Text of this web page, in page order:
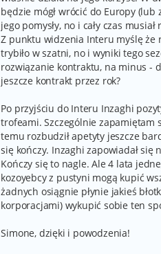
będzie mógł wrócić do Europy
jego pomysły, no i cały czas
Z punktu widzenia Interu myślę że
trybiło w szatni, no i wyniki tego
rozwiązanie kontraktu, na minus -
jeszcze kontrakt przez rok?
Po przyjściu do Interu Inzaghi
trofeami. Szczególnie zapamiętam
temu rozbudził apetyty jeszcze
się kończy. Inzaghi zapowiadał się
Kończy się to nagle. Ale 4 lata
kozoyebcy z pustyni mogą kupić
żadnych osiągnie płynie jakieś
korporacjami) wykupić sobie ten
Simone, dzięki i powodzenia!